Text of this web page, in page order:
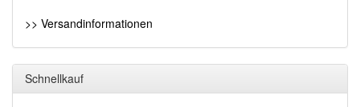
>> Versandinformationen
Schnellkauf